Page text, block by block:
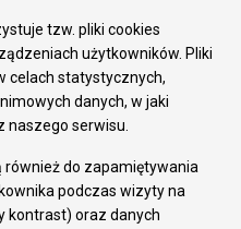
tzw. pliki cookies
użytkowników. Pliki
celach statystycznych,
danych, w jaki
naszego serwisu.
również do zapamiętywania
podczas wizyty na
kontrast) oraz danych